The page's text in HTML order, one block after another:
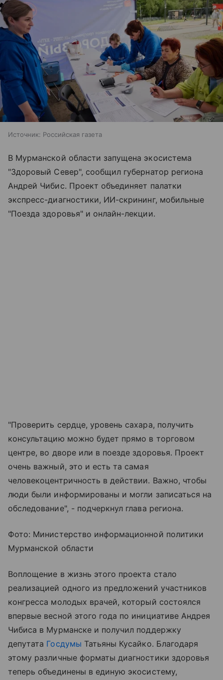
Источник: Российская газета
В Мурманской области запущена экосистема
"Здоровый Север", сообщил губернатор региона
Андрей Чибис. Проект объединяет палатки
экспресс-диагностики, ИИ-скрининг, мобильные
"Поезда здоровья" и онлайн-лекции.
"Проверить сердце, уровень сахара, получить
консультацию можно будет прямо в торговом
центре, во дворе или в поезде здоровья. Проект
очень важный, это и есть та самая
человекоцентричность в действии. Важно, чтобы
люди были информированы и могли записаться на
обследование", - подчеркнул глава региона.
Фото: Министерство информационной политики
Мурманской области
Воплощение в жизнь этого проекта стало
реализацией одного из предложений участников
конгресса молодых врачей, который состоялся
впервые весной этого года по инициативе Андрея
Чибиса в Мурманске и получил поддержку
депутата Госдумы Татьяны Кусайко. Благодаря
этому различные форматы диагностики здоровья
теперь объединены в единую экосистему,